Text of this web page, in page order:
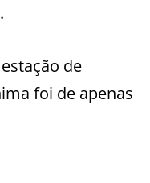
de
foi de apenas